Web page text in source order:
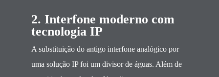
2. Interfone moderno com
tecnologia IP
A substituição do antigo interfone analógico por
uma solução IP foi um divisor de águas. Além de